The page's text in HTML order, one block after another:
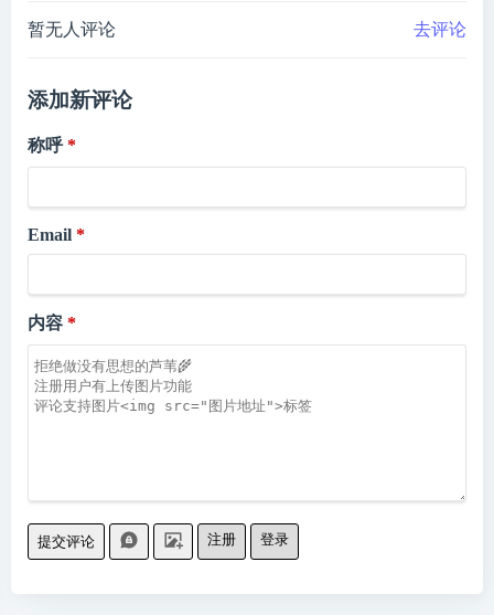
暂无人评论 去评论
添加新评论
称呼
Email
内容
提交评论 注册 登录